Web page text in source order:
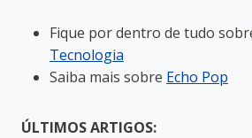
Fique por dentro de tudo
Tecnologia
Saiba mais sobre Echo Pop
ÚLTIMOS ARTIGOS: